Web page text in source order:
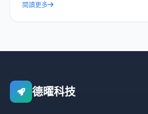
閱讀更多
德曜科技